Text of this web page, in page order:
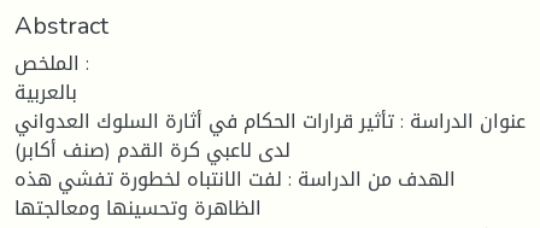
Abstract
الملخص :
بالعربية
عنوان الدراسة : تأثير قرارات الحكام في أثارة السلوك العدواني
لدى لاعبي كرة القدم (صنف أكابر)
الهدف من الدراسة : لفت الانتباه لخطورة تفشي هذه
الظاهرة وتحسينها ومعالجتها